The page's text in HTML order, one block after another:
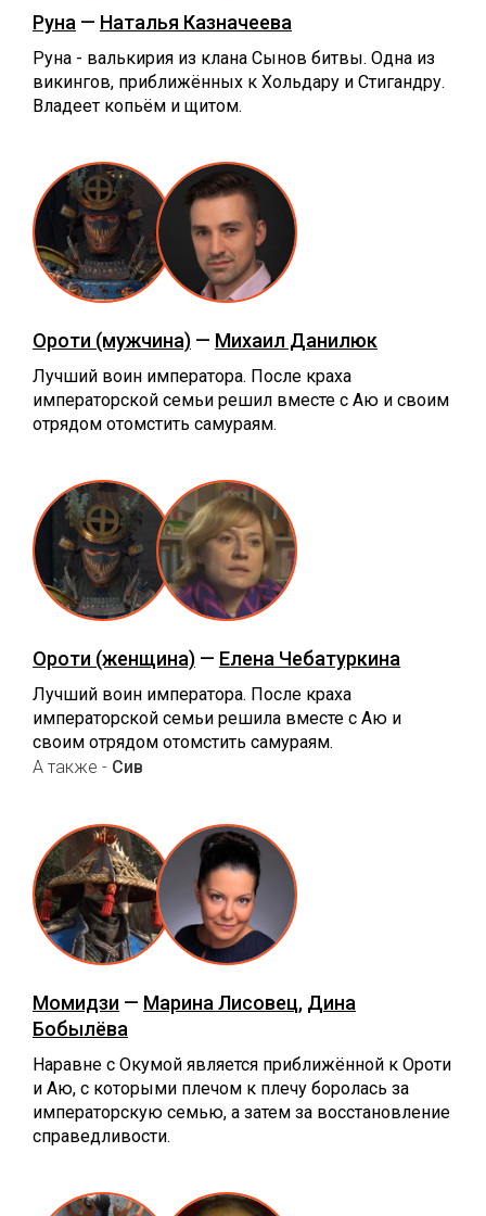
Руна — Наталья Казначеева
Руна - валькирия из клана Сынов битвы. Одна из
викингов, приближённых к Хольдару и Стигандру.
Владеет копьём и щитом.
Ороти (мужчина) — Михаил Данилюк
Лучший воин императора. После краха
императорской семьи решил вместе с Аю и своим
отрядом отомстить самураям.
Ороти (женщина) — Елена Чебатуркина
Лучший воин императора. После краха
императорской семьи решила вместе с Аю и
своим отрядом отомстить самураям.
А также - Сив
Момидзи — Марина Лисовец, Дина
Бобылёва
Наравне с Окумой является приближённой к Ороти
и Аю, с которыми плечом к плечу боролась за
императорскую семью, а затем за восстановление
справедливости.